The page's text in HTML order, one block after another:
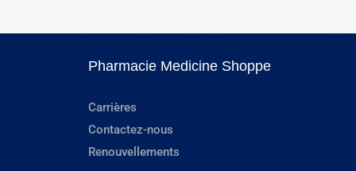
Pharmacie Medicine Shoppe
Carrières
Contactez-nous
Renouvellements